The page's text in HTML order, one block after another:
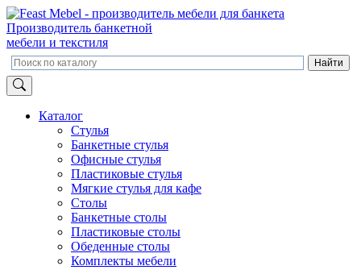
Производитель банкетной
мебели и текстиля
Каталог
Стулья
Банкетные стулья
Офисные стулья
Пластиковые стулья
Мягкие стулья для кафе
Столы
Банкетные столы
Пластиковые столы
Обеденные столы
Комплекты мебели